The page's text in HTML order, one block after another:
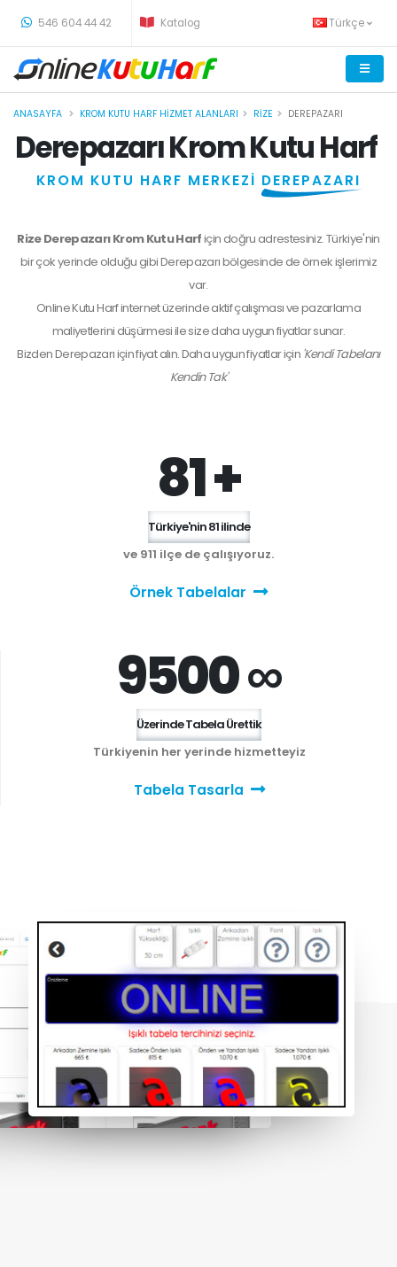
546 604 44 42 Katalog Türkçe
ANASAYFA KROM KUTU HARF HIZMET ALANLARI RIZE DEREPAZARI
Derepazarı Krom Kutu Harf
KROM KUTU HARF MERKEZİ DEREPAZARI
Rize Derepazarı Krom Kutu Harfiçin doğru adrestesiniz. Türkiye'nin
bir çok yerinde olduğu gibi Derepazarı bölgesinde de örnek işlerimiz
var.
Online Kutu Harf internet üzerinde aktif çalışması ve pazarlama
maliyetlerini düşürmesi ile size daha uygun fiyatlar sunar.
BizdenDerepazarıiçin fiyat alın. Daha uygun fiyatlar için 'Kendi Tabelanı
Kendin Tak'
81 +
Türkiye'nin 81 ilinde
ve 911 ilçe de çalışıyoruz.
Örnek Tabelalar
9500 ∞
Üzerinde Tabela Ürettik
Türkiyenin her yerinde hizmetteyiz
Tabela Tasarla